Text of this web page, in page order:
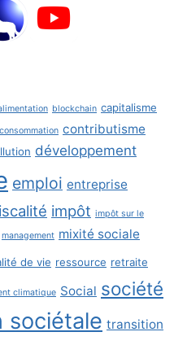
blockchain capitalisme
consommation contributisme
développement
emploi entreprise
impôt impôt sur le
management mixité sociale
de vie ressource retraite
climatique Social société
sociétale transition